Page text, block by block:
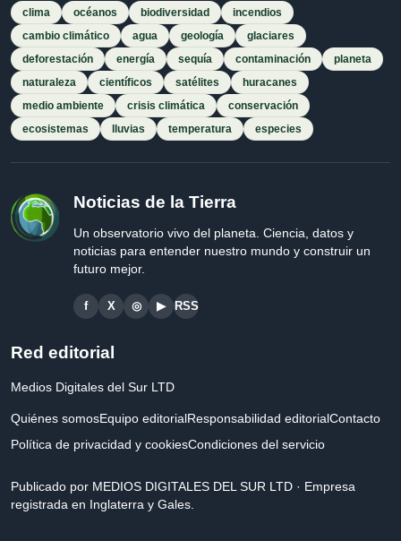
clima océanos biodiversidad
incendios
cambio climático
agua geología
glaciares
deforestación
energía sequía contaminación
planeta
naturaleza
científicos satélites
huracanes
medio ambiente
crisis climática
conservación
ecosistemas
lluvias temperatura especies
Noticias de la Tierra
Un observatorio vivo del planeta. Ciencia, datos y
noticias para entender nuestro mundo y construir un
futuro mejor.
f X ◎ ▶ RSS
Red editorial
Medios Digitales del Sur LTD
Quiénes somosEquipo editorialResponsabilidad editorialContacto
Política de privacidad y cookiesCondiciones del servicio
Publicado por MEDIOS DIGITALES DEL SUR LTD · Empresa
registrada en Inglaterra y Gales.